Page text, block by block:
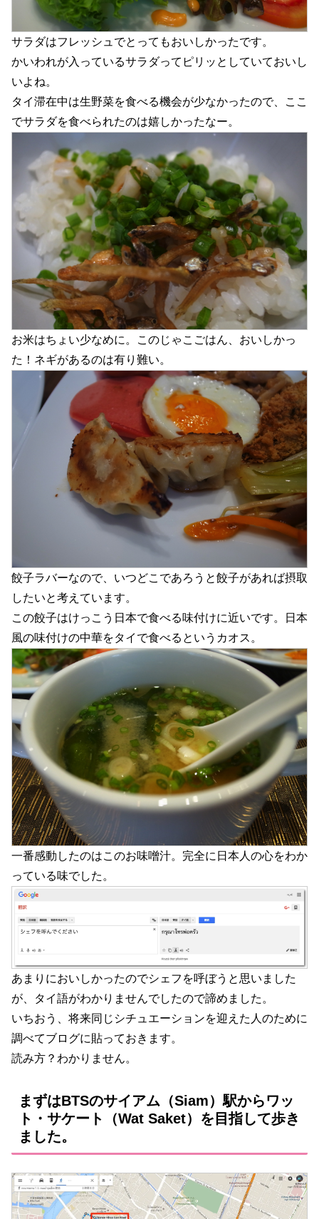
サラダはフレッシュでとってもおいしかったです。
かいわれが入っているサラダってピリッとしていておいし
いよね。
タイ滞在中は生野菜を食べる機会が少なかったので、ここ
でサラダを食べられたのは嬉しかったなー。
お米はちょい少なめに。このじゃこごはん、おいしかっ
た！ネギがあるのは有り難い。
餃子ラバーなので、いつどこであろうと餃子があれば摂取
したいと考えています。
この餃子はけっこう日本で食べる味付けに近いです。日本
風の味付けの中華をタイで食べるというカオス。
一番感動したのはこのお味噌汁。完全に日本人の心をわか
っている味でした。
あまりにおいしかったのでシェフを呼ぼうと思いました
が、タイ語がわかりませんでしたので諦めました。
いちおう、将来同じシチュエーションを迎えた人のために
調べてブログに貼っておきます。
読み方？わかりません。
まずはBTSのサイアム（Siam）駅からワッ
ト・サケート（Wat Saket）を目指して歩き
ました。